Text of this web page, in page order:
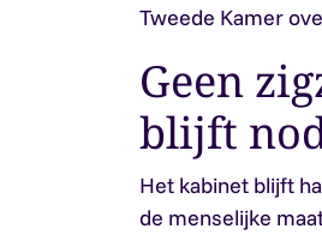
Tweede Kamer
Geen
blijft
Het kabinet blijft
de menselijke